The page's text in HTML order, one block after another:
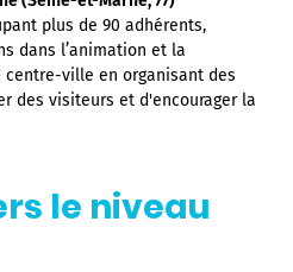
plus de 90 adhérents,
dans l’animation et la
ville en organisant des
des visiteurs et d'encourager la
le niveau